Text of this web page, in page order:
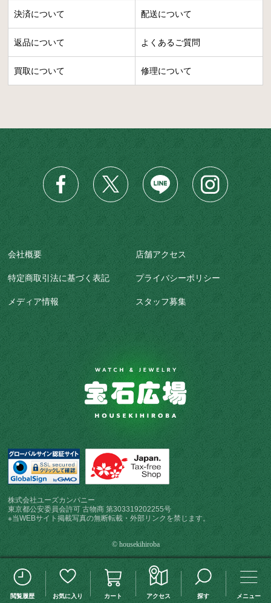
決済について 配送について
返品について よくあるご質問
買取について 修理について
会社概要 店舗アクセス
特定商取引法に基づく表記 プライバシーポリシー
メディア情報 スタッフ募集
株式会社ユーズカンパニー
東京都公安委員会許可 古物商 第303319202255号
※当WEBサイト掲載写真の無断転載・外部リンクを禁じます。
© housekihiroba
閲覧履歴 お気に入り カート アクセス 探す メニュー
この検索条件を保存する 検索条件変更